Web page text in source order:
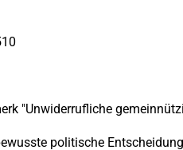
"Unwiderrufliche
politische